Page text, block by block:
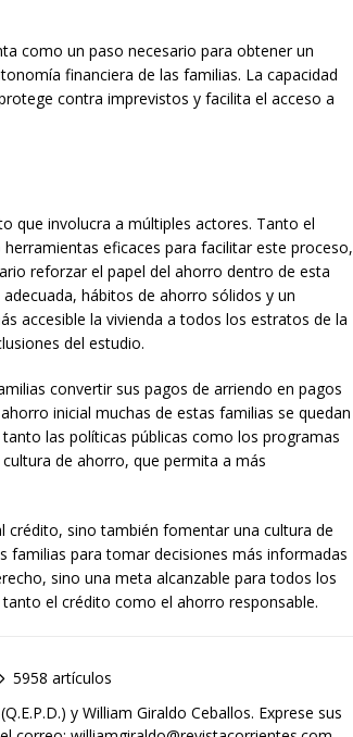
como un paso necesario para obtener un
financiera de las familias. La capacidad
contra imprevistos y facilita el acceso a
que involucra a múltiples actores. Tanto el
eficaces para facilitar este proceso,
reforzar el papel del ahorro dentro de esta
hábitos de ahorro sólidos y un
accesible la vivienda a todos los estratos de la
del estudio.
convertir sus pagos de arriendo en pagos
inicial muchas de estas familias se quedan
las políticas públicas como los programas
de ahorro, que permita a más
crédito, sino también fomentar una cultura de
familias para tomar decisiones más informadas
sino una meta alcanzable para todos los
el crédito como el ahorro responsable.
5958 artículos
y William Giraldo Ceballos. Exprese sus